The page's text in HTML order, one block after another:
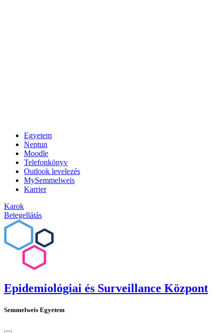
Egyetem
Neptun
Moodle
Telefonkönyv
Outlook levelezés
MySemmelweis
Karrier
Karok
Betegellátás
Epidemiológiai és Surveillance Központ
Semmelweis Egyetem